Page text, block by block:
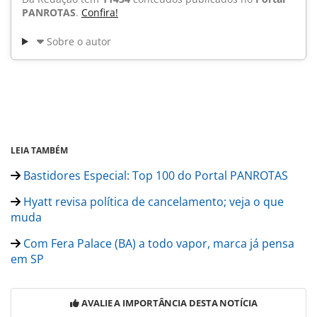
PANROTAS. Confira!
Sobre o autor
LEIA TAMBÉM
Bastidores Especial: Top 100 do Portal PANROTAS
Hyatt revisa política de cancelamento; veja o que
muda
Com Fera Palace (BA) a todo vapor, marca já pensa
em SP
AVALIE A IMPORTÂNCIA DESTA NOTÍCIA